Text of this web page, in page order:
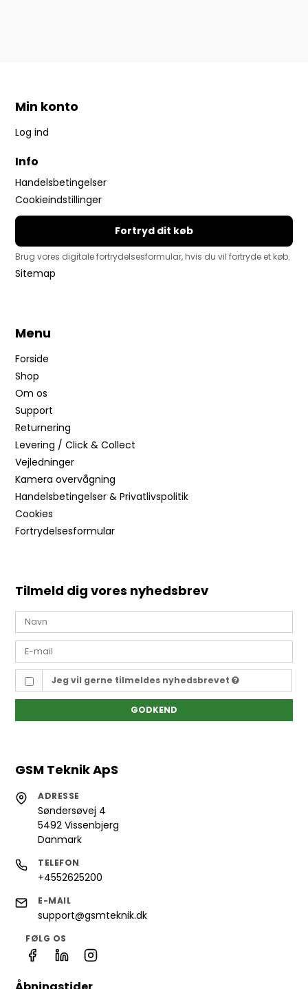
Min konto
Log ind
Info
Handelsbetingelser
Cookieindstillinger
Fortryd dit køb
Brug vores digitale fortrydelsesformular, hvis du vil fortryde et køb.
Sitemap
Menu
Forside
Shop
Om os
Support
Returnering
Levering / Click & Collect
Vejledninger
Kamera overvågning
Handelsbetingelser & Privatlivspolitik
Cookies
Fortrydelsesformular
Tilmeld dig vores nyhedsbrev
Jeg vil gerne tilmeldes nyhedsbrevet
GODKEND
GSM Teknik ApS
ADRESSE
Søndersøvej 4
5492 Vissenbjerg
Danmark
TELEFON
+4552625200
E-MAIL
support@gsmteknik.dk
FØLG OS